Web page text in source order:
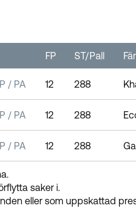
FP ST/Pall
/ PA 12 288
/ PA 12 288
/ PA 12 288
saker i.
eller som uppskattad